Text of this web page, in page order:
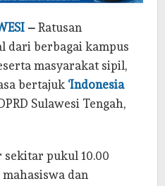
– Ratusan
dari berbagai kampus
masyarakat sipil,
bertajuk ‘Indonesia
Sulawesi Tengah,
sekitar pukul 10.00
dan